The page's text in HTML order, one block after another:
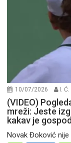
10/07/2026 I. Ć.
(VIDEO)
mreži: Jeste
kakav je
Novak Đoković nije